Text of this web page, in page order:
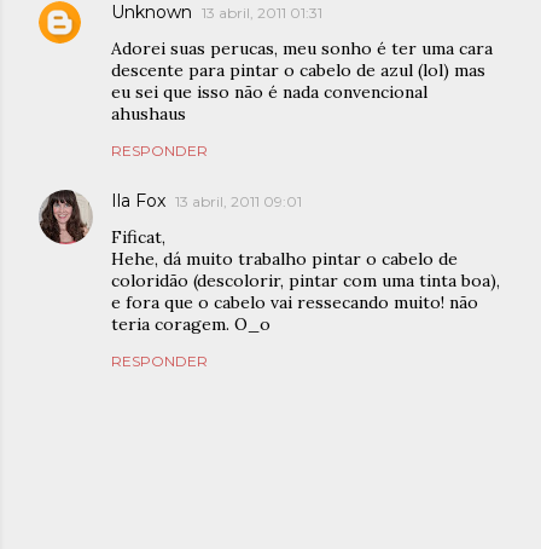
Unknown 13 abril, 2011 01:31
Adorei suas perucas, meu sonho é ter uma cara
descente para pintar o cabelo de azul (lol) mas
eu sei que isso não é nada convencional
ahushaus
RESPONDER
Ila Fox 13 abril, 2011 09:01
Fificat,
Hehe, dá muito trabalho pintar o cabelo de
coloridão (descolorir, pintar com uma tinta boa),
e fora que o cabelo vai ressecando muito! não
teria coragem. O_o
RESPONDER